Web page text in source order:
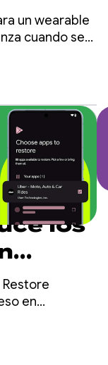
en
un wearable
cuando se
los
con
en
una